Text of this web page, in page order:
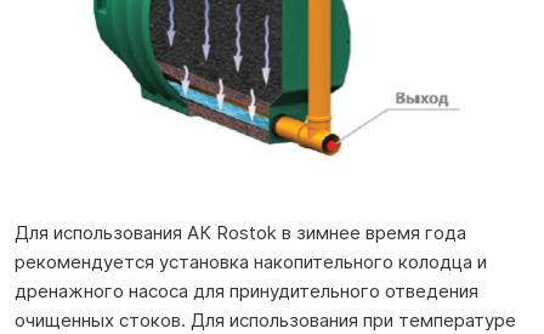
Для использования АК Rostok в зимнее время года
рекомендуется установка накопительного колодца и
дренажного насоса для принудительного отведения
очищенных стоков. Для использования при температуре